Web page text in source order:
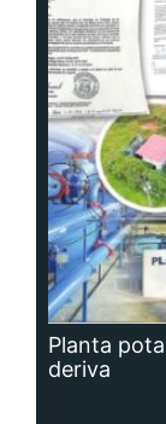
Planta
deriva